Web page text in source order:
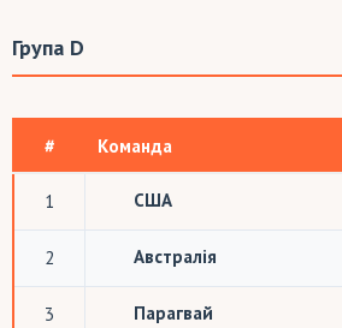
Група D
# Команда
1 США
2 Австралія
3 Парагвай